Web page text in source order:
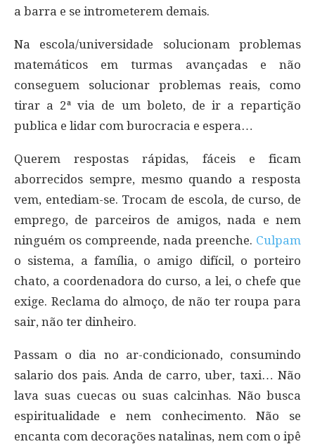
a barra e se intrometerem demais.
Na escola/universidade solucionam problemas
matemáticos em turmas avançadas e não
conseguem solucionar problemas reais, como
tirar a 2ª via de um boleto, de ir a repartição
publica e lidar com burocracia e espera…
Querem respostas rápidas, fáceis e ficam
aborrecidos sempre, mesmo quando a resposta
vem, entediam-se. Trocam de escola, de curso, de
emprego, de parceiros de amigos, nada e nem
ninguém os compreende, nada preenche. Culpam
o sistema, a família, o amigo difícil, o porteiro
chato, a coordenadora do curso, a lei, o chefe que
exige. Reclama do almoço, de não ter roupa para
sair, não ter dinheiro.
Passam o dia no ar-condicionado, consumindo
salario dos pais. Anda de carro, uber, taxi… Não
lava suas cuecas ou suas calcinhas. Não busca
espiritualidade e nem conhecimento. Não se
encanta com decorações natalinas, nem com o ipê